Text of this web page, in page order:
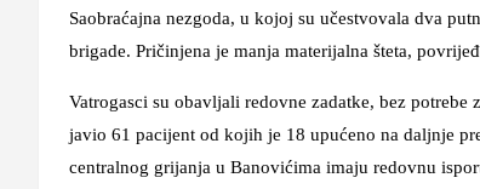
Saobraćajna nezgoda, u kojoj su učestvovala dva
brigade. Pričinjena je manja materijalna šteta,
Vatrogasci su obavljali redovne zadatke, bez
javio 61 pacijent od kojih je 18 upućeno na daljnje
centralnog grijanja u Banovićima imaju redovnu